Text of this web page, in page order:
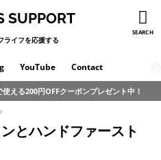
SEARCH
SUPPORT
ライフを応援する
YouTube Contact
える200円OFFクーポンプレゼント中！
とハンドファースト